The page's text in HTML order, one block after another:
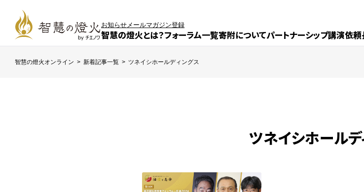
智慧の燈火とは？フォーラム一覧寄附についてパートナーシップ講演依頼
お知らせメールマガジン登録
智慧の燈火オンライン > 新着記事一覧 > ツネイシホールディングス
ツネイシホールデ